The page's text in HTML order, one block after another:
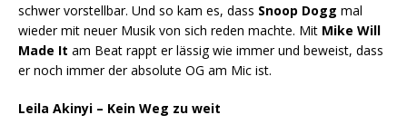
schwer vorstellbar. Und so kam es, dass Snoop Dogg mal
wieder mit neuer Musik von sich reden machte. Mit Mike Will
Made It am Beat rappt er lässig wie immer und beweist, dass
er noch immer der absolute OG am Mic ist.
Leila Akinyi – Kein Weg zu weit